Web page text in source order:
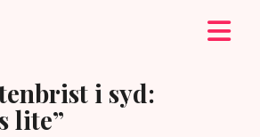
i syd:
lite”